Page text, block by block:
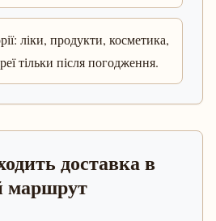
ліки, продукти, косметика,
тільки після погодження.
доставка в
маршрут